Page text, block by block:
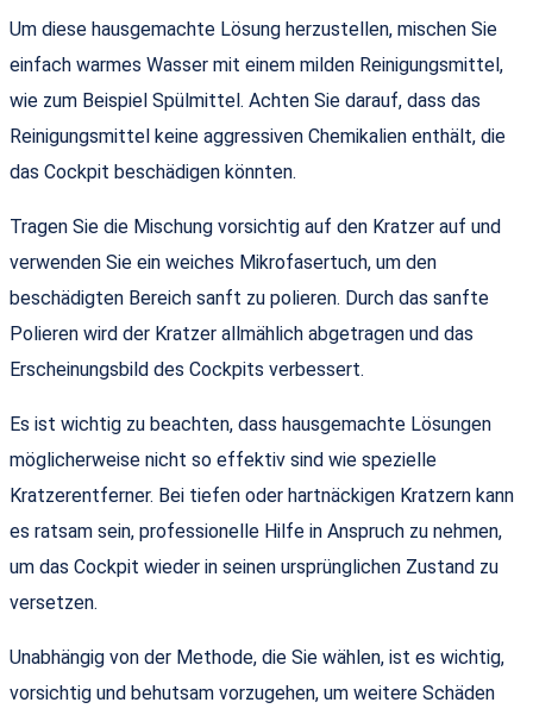
Um diese hausgemachte Lösung herzustellen, mischen Sie
einfach warmes Wasser mit einem milden Reinigungsmittel,
wie zum Beispiel Spülmittel. Achten Sie darauf, dass das
Reinigungsmittel keine aggressiven Chemikalien enthält, die
das Cockpit beschädigen könnten.
Tragen Sie die Mischung vorsichtig auf den Kratzer auf und
verwenden Sie ein weiches Mikrofasertuch, um den
beschädigten Bereich sanft zu polieren. Durch das sanfte
Polieren wird der Kratzer allmählich abgetragen und das
Erscheinungsbild des Cockpits verbessert.
Es ist wichtig zu beachten, dass hausgemachte Lösungen
möglicherweise nicht so effektiv sind wie spezielle
Kratzerentferner. Bei tiefen oder hartnäckigen Kratzern kann
es ratsam sein, professionelle Hilfe in Anspruch zu nehmen,
um das Cockpit wieder in seinen ursprünglichen Zustand zu
versetzen.
Unabhängig von der Methode, die Sie wählen, ist es wichtig,
vorsichtig und behutsam vorzugehen, um weitere Schäden